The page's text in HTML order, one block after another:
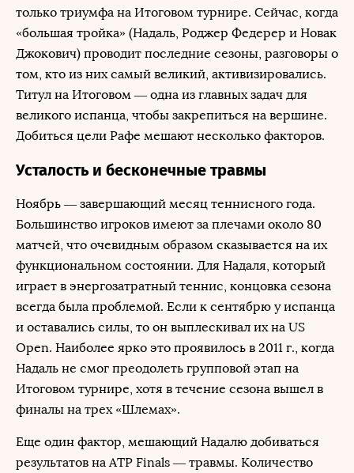
только триумфа на Итоговом турнире. Сейчас, когда
«большая тройка» (Надаль, Роджер Федерер и Новак
Джокович) проводит последние сезоны, разговоры о
том, кто из них самый великий, активизировались.
Титул на Итоговом — одна из главных задач для
великого испанца, чтобы закрепиться на вершине.
Добиться цели Рафе мешают несколько факторов.
Усталость и бесконечные травмы
Ноябрь — завершающий месяц теннисного года.
Большинство игроков имеют за плечами около 80
матчей, что очевидным образом сказывается на их
функциональном состоянии. Для Надаля, который
играет в энергозатратный теннис, концовка сезона
всегда была проблемой. Если к сентябрю у испанца
и оставались силы, то он выплескивал их на US
Open. Наиболее ярко это проявилось в 2011 г., когда
Надаль не смог преодолеть групповой этап на
Итоговом турнире, хотя в течение сезона вышел в
финалы на трех «Шлемах».
Еще один фактор, мешающий Надалю добиваться
результатов на ATP Finals — травмы. Количество